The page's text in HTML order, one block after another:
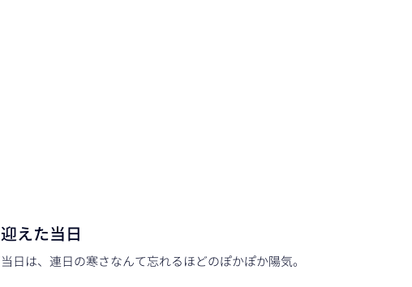
迎えた当日
当日は、連日の寒さなんて忘れるほどのぽかぽか陽気。